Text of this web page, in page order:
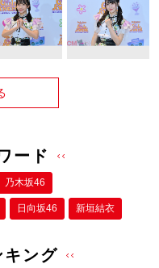
ード
乃木坂46
日向坂46 新垣結衣
キング